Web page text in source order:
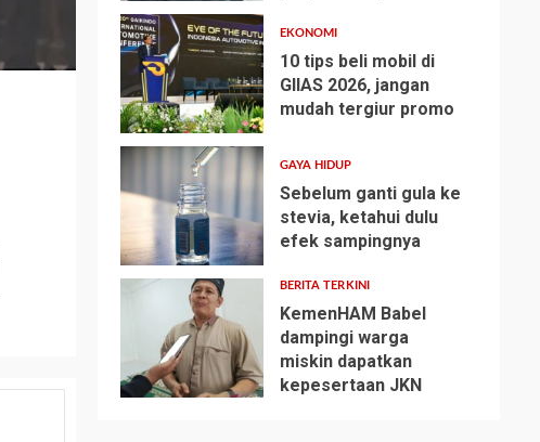
3
EKONOMI
10 tips beli mobil di
GIIAS 2026, jangan
mudah tergiur promo
4
GAYA HIDUP
Sebelum ganti gula ke
stevia, ketahui dulu
efek sampingnya
5
BERITA TERKINI
KemenHAM Babel
dampingi warga
miskin dapatkan
kepesertaan JKN